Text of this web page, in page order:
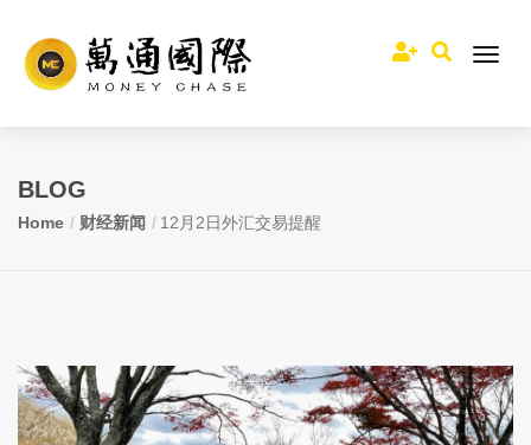
BLOG
Home 财经新闻 12月2日外汇交易提醒